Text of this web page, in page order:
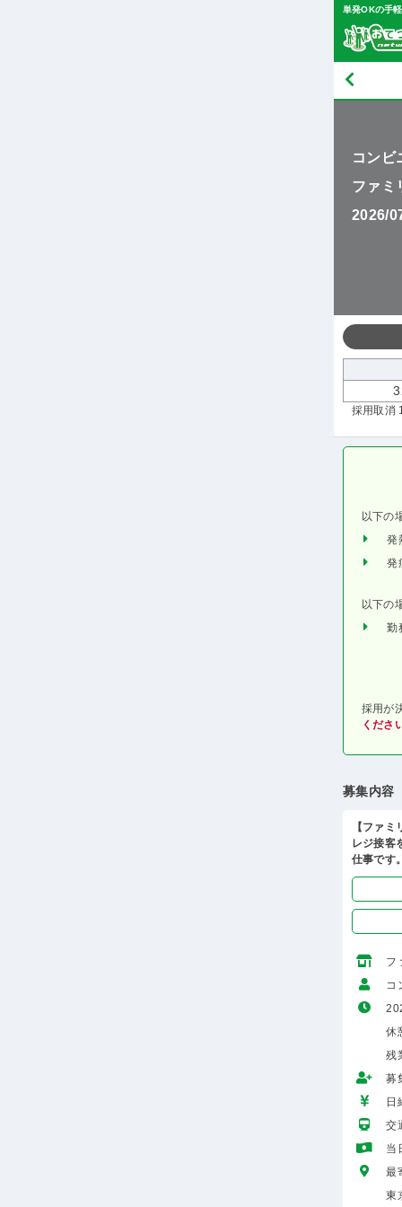
単発OKの手
コンビ
ファミ
2026/
採用取消
以下の
発
発
以下の
勤
採用が
くださ
募集内容
【ファ
レジ接客
仕事です
フ
コ
休
残
募
日
交
当
最
東